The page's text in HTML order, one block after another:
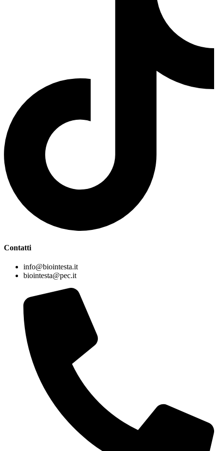
Contatti
info@biointesta.it
biointesta@pec.it